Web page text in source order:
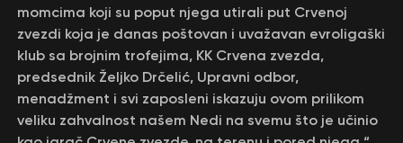
momcima koji su poput njega utirali put Crvenoj
zvezdi koja je danas poštovan i uvažavan evroligaški
klub sa brojnim trofejima, KK Crvena zvezda,
predsednik Željko Drčelić, Upravni odbor,
menadžment i svi zaposleni iskazuju ovom prilikom
veliku zahvalnost našem Nedi na svemu što je učinio